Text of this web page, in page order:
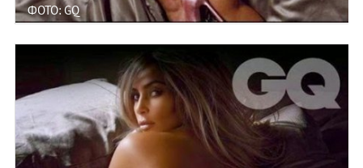
ФОТО: GQ